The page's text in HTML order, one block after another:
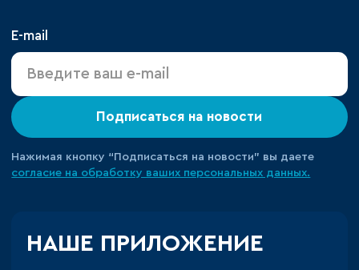
E-mail
Подписаться на новости
Нажимая кнопку “Подписаться на новости” вы даете
согласие на обработку ваших персональных данных.
НАШЕ ПРИЛОЖЕНИЕ